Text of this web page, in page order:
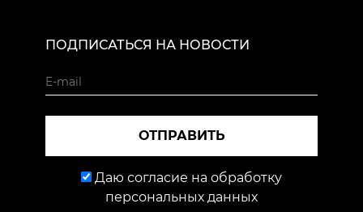
ПОДПИСАТЬСЯ НА НОВОСТИ
ОТПРАВИТЬ
Даю согласие на обработку
персональных данных